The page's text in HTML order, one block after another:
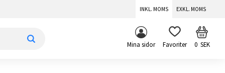
INKL. MOMS EXKL. MOMS
Mina sidor FAVORITER 0SEK